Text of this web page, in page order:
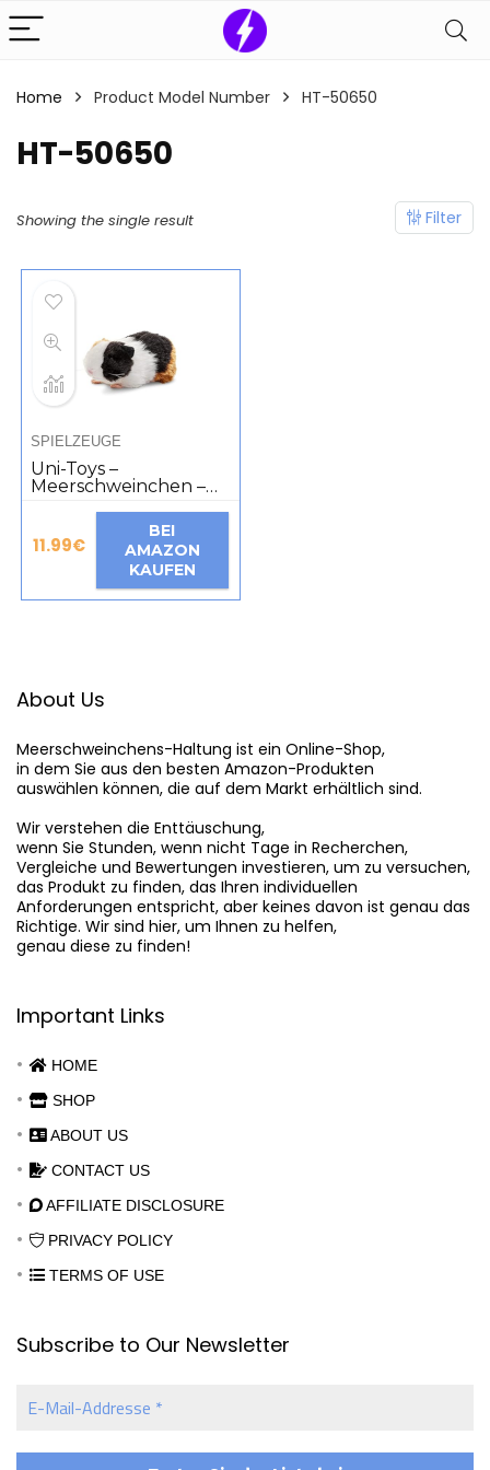
Home Product Model Number ‎HT-50650
‎HT-50650
Filter
Showing the single result
SPIELZEUGE
Uni-Toys –
Meerschweinchen –
Plüsch Nager,
Haustier – Plüschtier,
Kuscheltier
11.99€
BEI
AMAZON
KAUFEN
About Us
Meerschweinchens-Haltung ist ein Online-Shop,
in dem Sie aus den besten Amazon-Produkten
auswählen können, die auf dem Markt erhältlich sind.
Wir verstehen die Enttäuschung,
wenn Sie Stunden, wenn nicht Tage in Recherchen,
Vergleiche und Bewertungen investieren, um zu versuchen,
das Produkt zu finden, das Ihren individuellen
Anforderungen entspricht, aber keines davon ist genau das
Richtige. Wir sind hier, um Ihnen zu helfen,
genau diese zu finden!
Important Links
HOME
SHOP
ABOUT US
CONTACT US
AFFILIATE DISCLOSURE
PRIVACY POLICY
TERMS OF USE
Subscribe to Our Newsletter
Mail-
*